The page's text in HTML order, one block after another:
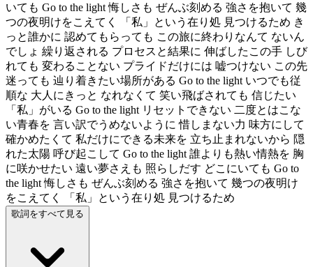
いても Go to the light 悔しさも ぜんぶ刻める 強さを抱いて 幾
つの夜明けをこえてく 「私」という在り処 見つけるため き
っと誰かに 認めてもらっても この旅に終わりなんて ないん
でしょ 繰り返される プロセスと結果に 伸ばしたこの手 しび
れても 変わることない プライドだけには 嘘つけない この先
迷っても 辿り着きたい場所がある Go to the light いつでも従
順な 大人にきっと なれなくて 笑い飛ばされても 信じたい
「私」がいる Go to the light リセットできない 二度とはこな
い青春を 言い訳でうめないように 惜しまない力 味方にして
確かめたくて 私だけにできる未来を 立ち止まれないから 隠
れた太陽 呼び起こして Go to the light 誰よりも熱い情熱を 胸
に咲かせたい 遠い夢さえも 照らしだす どこにいても Go to
the light 悔しさも ぜんぶ刻める 強さを抱いて 幾つの夜明け
をこえてく 「私」という在り処 見つけるため
歌詞をすべて見る